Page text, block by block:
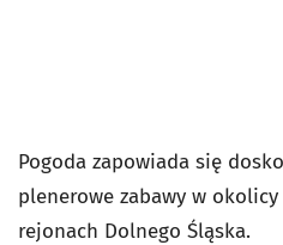
Pogoda zapowiada się
plenerowe zabawy w
rejonach Dolnego Śląska.